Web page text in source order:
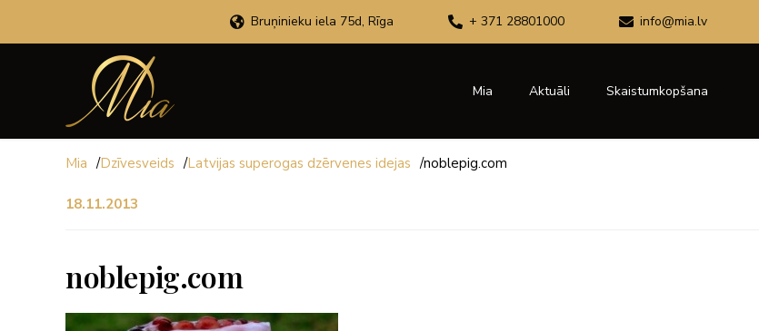
Bruņinieku iela 75d, Rīga + 371 28801000 info@mia.lv
Mia Aktuāli Skaistumkopšana
Mia /Dzīvesveids /Latvijas superogas dzērvenes idejas /noblepig.com
18.11.2013
noblepig.com